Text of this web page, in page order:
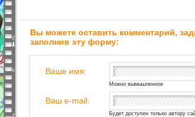
Вы можете оставить комментарий,
заполнив эту форму:
Ваше имя:
Можно вымышленное
Ваш e-mail:
Будет доступен только автору